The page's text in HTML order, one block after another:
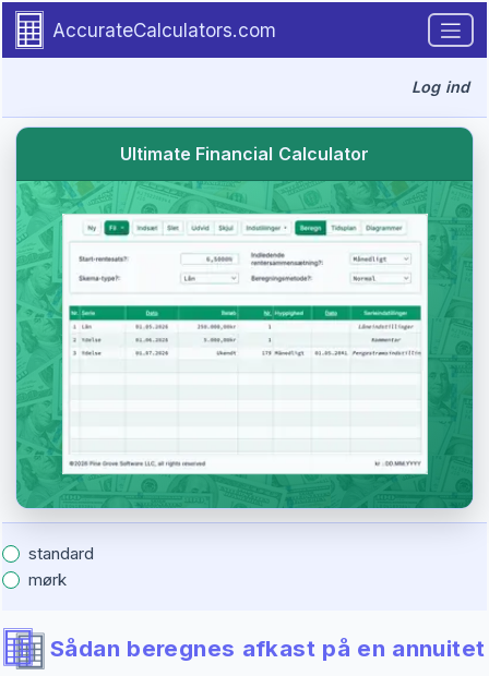
Go to tutorial content
AccurateCalculators.com
Log ind
Ultimate Financial Calculator
standard
mørk
Sådan beregnes afkast på en annuitet